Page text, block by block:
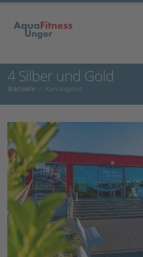
4 Silber und Gold
Startseite Kursangebot